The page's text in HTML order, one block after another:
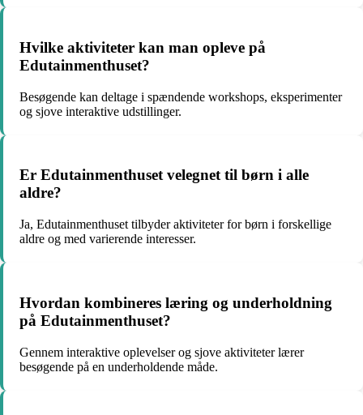
Hvilke aktiviteter kan man opleve på
Edutainmenthuset?
Besøgende kan deltage i spændende workshops, eksperimenter
og sjove interaktive udstillinger.
Er Edutainmenthuset velegnet til børn i alle
aldre?
Ja, Edutainmenthuset tilbyder aktiviteter for børn i forskellige
aldre og med varierende interesser.
Hvordan kombineres læring og underholdning
på Edutainmenthuset?
Gennem interaktive oplevelser og sjove aktiviteter lærer
besøgende på en underholdende måde.